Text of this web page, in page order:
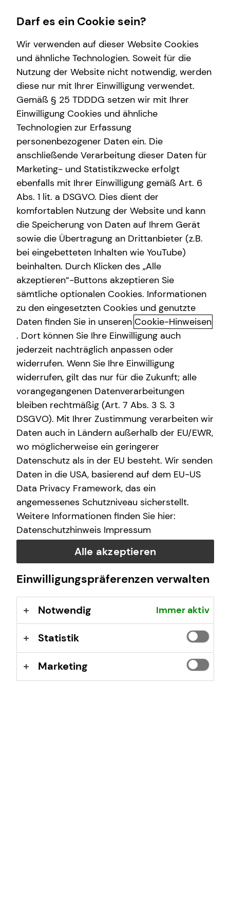
Wissenswertes
Interview
Über tecis
Podcast
teamzukunft
Finanzberatung
Videoberatung
Arbeitskraftabsicherung
Spezialisten-Netzwerk
Private Krankenvorsorge
Immobilienfinanzierung
Betriebliche Altersvorsorge
Investment
Kapitalanlage Immobilien
Altersvorsorge
Gewerbliche Versicherungen
Service
Kundenportal
Schadenabwicklung
Karriere-Infos
Karrierechancen
Das ist tecis
Dürfen wir uns kurz vorstellen? Wir sind tecis – die
Finanzberatung deiner Generation – und begleiten dich
auf deinem Weg in eine finanziell selbstbestimmte
Zukunft. Altersvorsorge, Absicherung, Vermögensaufbau,
Immobilienfinanzierung – wir sind Ansprechpartner für
die finanziellen Fragen in deinem Leben.
Gegründet wurde die tecis Finanzdienstleistungen AG
bereits 1986 in Hamburg. Heute sind wir mit über 3.900
lizenzierten Finanzberaterinnen und Finanzberatern
deutschlandweit vertreten. Uns verbindet die
Leidenschaft für das, was wir tun. Unsere Mission dabei
ist es, den nachfolgenden Generationen eine bessere
finanzielle Zukunft zu ermöglichen.
Wir arbeiten an über 400 Standorten, sind untereinander
eng vernetzt und von Nord nach Süd und von West nach
Ost mit vielen Teams vertreten.
tecis im Überblick
40 Jahre Erfahrung am Markt
Deutschlandweit an über 400 Standorten vertreten
Unsere Beratungsphilosophie: Wir beraten unsere
Kundinnen und Kunden so, wie wir auch selbst
beraten werden möchten – ehrlich,
chancenorientiert, leidenschaftlich und kompetent.
tecis Finanzberatung
Darf es ein Cookie sein?
Wir verwenden auf dieser Website Cookies
und ähnliche Technologien. Soweit für die
Nutzung der Website nicht notwendig, werden
diese nur mit Ihrer Einwilligung verwendet.
Gemäß § 25 TDDDG setzen wir mit Ihrer
Einwilligung Cookies und ähnliche
Technologien zur Erfassung
personenbezogener Daten ein. Die
anschließende Verarbeitung dieser Daten für
Marketing- und Statistikzwecke erfolgt
ebenfalls mit Ihrer Einwilligung gemäß Art. 6
Abs. 1 lit. a DSGVO. Dies dient der
komfortablen Nutzung der Website und kann
die Speicherung von Daten auf Ihrem Gerät
sowie die Übertragung an Drittanbieter (z.B.
bei eingebetteten Inhalten wie YouTube)
beinhalten. Durch Klicken des „Alle
akzeptieren“-Buttons akzeptieren Sie
sämtliche optionalen Cookies. Informationen
zu den eingesetzten Cookies und genutzte
Daten finden Sie in unseren Cookie-Hinweisen
. Dort können Sie Ihre Einwilligung auch
jederzeit nachträglich anpassen oder
widerrufen. Wenn Sie Ihre Einwilligung
widerrufen, gilt das nur für die Zukunft; alle
vorangegangenen Datenverarbeitungen
bleiben rechtmäßig (Art. 7 Abs. 3 S. 3
DSGVO). Mit Ihrer Zustimmung verarbeiten wir
Daten auch in Ländern außerhalb der EU/EWR,
wo möglicherweise ein geringerer
Datenschutz als in der EU besteht. Wir senden
Daten in die USA, basierend auf dem EU-US
Data Privacy Framework, das ein
angemessenes Schutzniveau sicherstellt.
Weitere Informationen finden Sie hier:
Datenschutzhinweis Impressum
Alle akzeptieren
Einwilligungspräferenzen verwalten
Notwendig Immer aktiv
Statistik
Marketing